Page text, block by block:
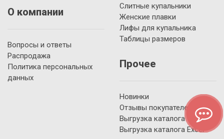
О компании
Вопросы и ответы
Распродажа
Политика персональных
данных
Слитные купальники
Женские плавки
Лифы для купальника
Таблицы размеров
Прочее
Новинки
Отзывы покупателей
Выгрузка каталога YML
Выгрузка каталога Excel